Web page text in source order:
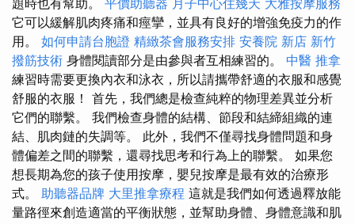
題時也有幫助。 平價助聽器 月子中心住幾天 大雅按摩服務
它可以緩解肌肉疼痛和痙攣，並具有良好的增強免疫力的作
用。 如何申請台胞證 精緻茶會服務安排 安養院 新店 新竹
撥筋技術 身體閱讀部分是由參與者互相練習的。 中醫 推拿
練習時需要更換內衣和泳衣，所以請攜帶舒適的衣服和感覺
舒服的衣服！ 首先，我們總是檢查純粹的物理差異並分析
它們的聯繫。 我們檢查身體的結構、節段和結締組織的連
結、肌肉鏈的失調等。 此外，我們不僅尋找身體問題和身
體偏差之間的聯繫，還尋找思考和行為上的聯繫。 如果您
想長期為您的孩子使用按摩，嬰兒按摩是最有效的治療形
式。 助聽器品牌 大里推拿療程 這就是我們如何透過釋放能
量路徑來創造適當的平衡狀態，並幫助身體、身體意識和肌